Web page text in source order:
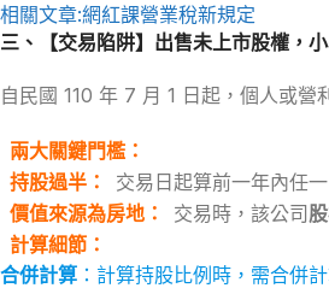
相關文章:網紅課營業稅新規定
三、【交易陷阱】出售未上市股權，
自民國 110 年 7 月 1 日起，個人或
兩大關鍵門檻 ：
持股過半 ： 交易日起算前一年內任
價值來源為房地 ： 交易時，該公司
計算細節 ：
合併計算 ：計算持股比例時，需合併